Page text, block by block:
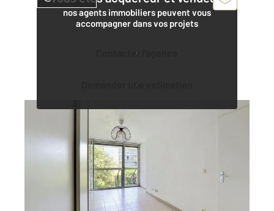
nos agents immobiliers peuvent vous
accompagner dans vos projets
Contacter l'agence
Demander une estimation
, 2 pièces
Ref : 26793
Appartement T2 à vendre
145 000 €